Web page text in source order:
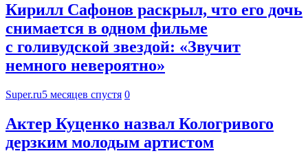
Кирилл Сафонов раскрыл, что его дочь
снимается в одном фильме
с голивудской звездой: «Звучит
немного невероятно»
Super.ru5 месяцев спустя 0
Актер Куценко назвал Кологривого
дерзким молодым артистом